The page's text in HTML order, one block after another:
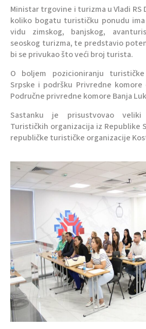
Ministar trgovine i turizma u Vladi RS
koliko bogatu turističku ponudu ima
vidu zimskog, banjskog,
seoskog turizma, te predstavio
bi se privukao što veći broj turista.
O boljem pozicioniranju
Srpske i podršku Privredne
Područne privredne komore Banja
Sastanku je prisustvovao
Turističkih organizacija iz Republike
republičke turističke organizacije